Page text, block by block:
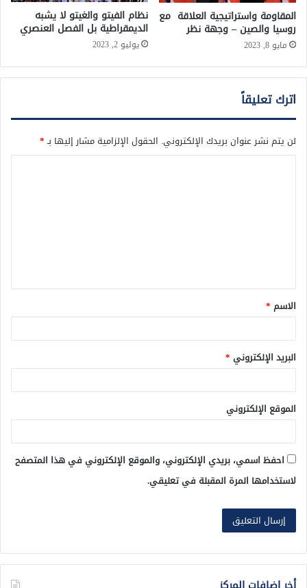
المقاومة واستراتيجية العلاقة مع
روسيا والصين – وجهة نظر
مايو 8, 2023
نظام الفيتو والغيتو لا يشبه
الديمقراطية بل الفصل العنصري
يوليو 2, 2023
اترك تعليقاً
لن يتم نشر عنوان بريدك الإلكتروني. الحقول الإلزامية مشار إليها بـ*
ق
*
الاسم *
البريد الإلكتروني *
الموقع الإلكتروني
احفظ اسمي، بريدي الإلكتروني، والموقع الإلكتروني في هذا المتصفح
لاستخدامها المرة المقبلة في تعليقي.